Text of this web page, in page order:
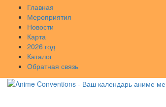
Главная
Мероприятия
Новости
Карта
2026 год
Каталог
Обратная связь